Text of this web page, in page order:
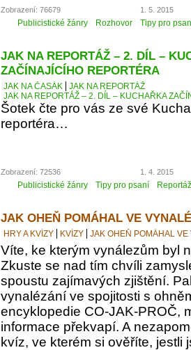
Zobrazení: 76679 1. 5. 2015
Publicistické žánry Rozhovor Tipy pro
JAK NA REPORTÁŽ – 2. DÍL –
ZAČÍNAJÍCÍHO REPORTÉRA
JAK NA ČASÁK
JAK NA REPORTÁŽ
JAK NA REPORTÁŽ – 2. DÍL – KUCHAŘKA
Šotek čte pro vás ze své
reportéra…
Zobrazení: 72536 1. 4. 2015
Publicistické žánry Tipy pro psaní Reportáž
JAK OHEŇ POMÁHAL VE
HRY A KVÍZY KVÍZY JAK OHEŇ POMÁHAL VE
Víte, ke kterým vynálezům byl
Zkuste se nad tím chvíli
spoustu zajímavých zjištění.
vynalézání ve spojitosti s
encyklopedie CO-JAK-PROČ,
informace překvapí. A
kvíz, ve kterém si ověříte, jestli